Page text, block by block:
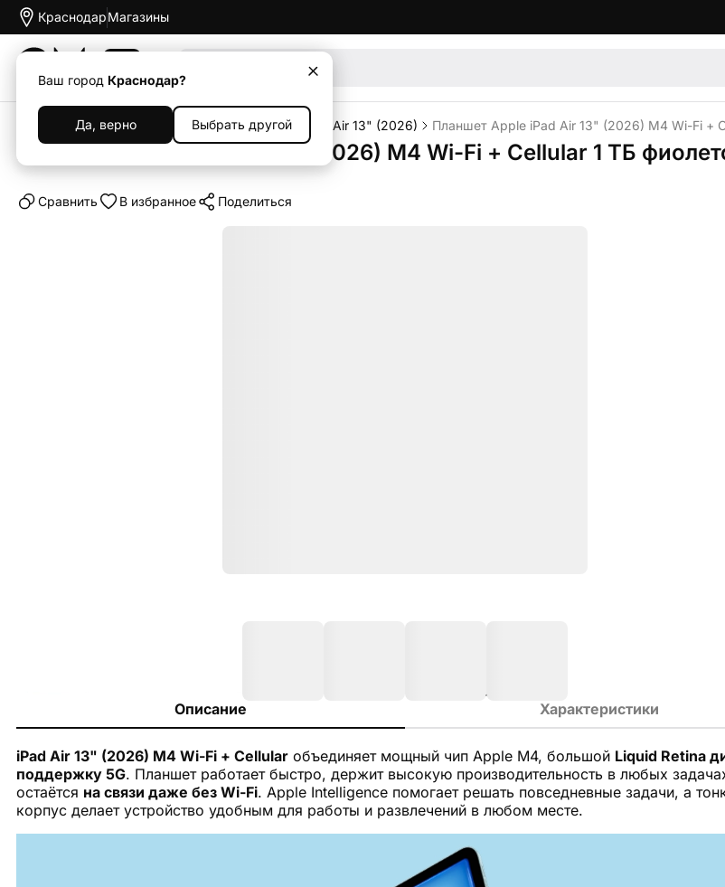
Краснодар
Ваш город Краснодар?
Да, верно Выбрать другой
Магазины
Каталог Планшеты iPad Apple iPad Air 13" (2026) Планшет Apple iPad Air 13" (2026) M4 Wi-Fi +
Планшет Apple iPad Air 13" (2026) M4 Wi-Fi + Cellular 1 ТБ
Cравнить В избранное Поделиться
Описание Характеристики
iPad Air 13" (2026) M4 Wi-Fi + Cellular объединяет мощный чип Apple M4, большой Liquid Retina
поддержку 5G. Планшет работает быстро, держит высокую производительность в любых
остаётся на связи даже без Wi-Fi. Apple Intelligence помогает решать повседневные задачи, а
корпус делает устройство удобным для работы и развлечений в любом месте.